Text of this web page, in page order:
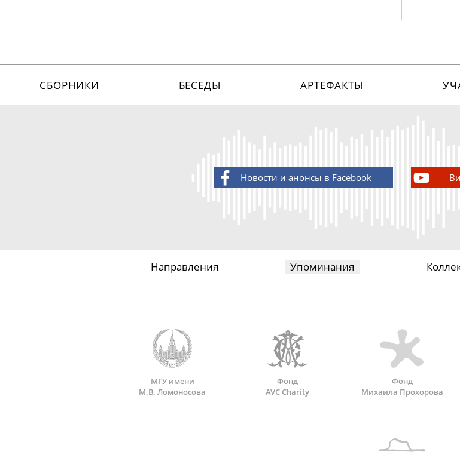
СБОРНИКИ БЕСЕДЫ АРТЕФАКТЫ
Новости и анонсы в Facebook
Направления Упоминания
МГУ имени
М.В. Ломоносова
Фонд
AVC Charity
Фонд
Михаила Прохорова